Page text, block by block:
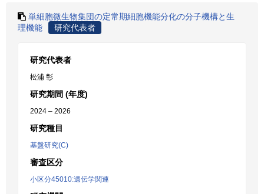
単細胞微生物集団の定常期細胞機能分化の分子機構と生
理機能
研究代表者
研究代表者
松浦 彰
研究期間 (年度)
2024 – 2026
研究種目
基盤研究(C)
審査区分
小区分45010:遺伝学関連